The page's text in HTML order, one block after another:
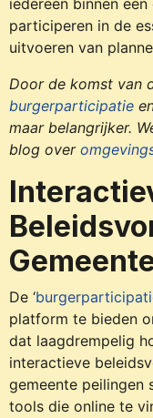
iedereen binnen
participeren in de
uitvoeren van
Door de komst van
burgerparticipatie
maar belangrijker.
blog over
De ‘
platform te bieden
dat laagdrempelig
interactieve
gemeente peilingen
tools die online te